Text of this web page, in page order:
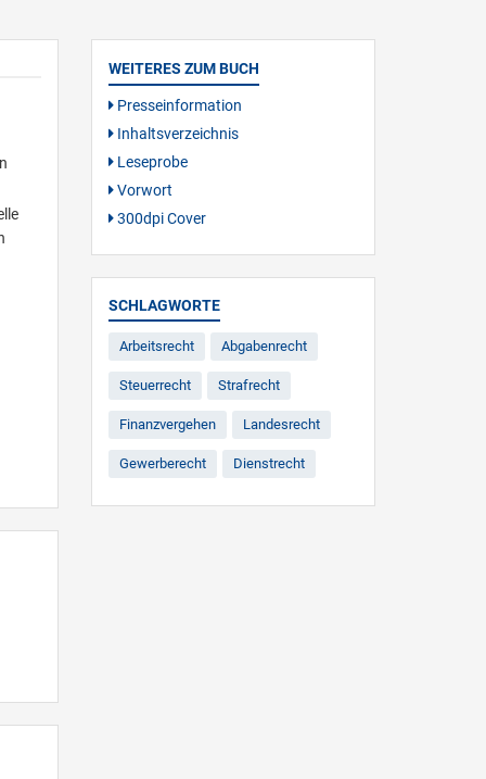
WEITERES ZUM BUCH
Presseinformation
Inhaltsverzeichnis
Leseprobe
Vorwort
300dpi Cover
SCHLAGWORTE
Arbeitsrecht Abgabenrecht
Steuerrecht Strafrecht
Finanzvergehen Landesrecht
Gewerberecht Dienstrecht